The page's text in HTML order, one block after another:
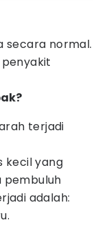
secara normal.
terjadi
kecil yang
pembuluh
adalah: